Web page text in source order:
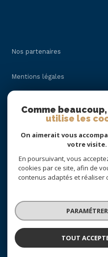
Nos partenaires
Mentions légales
Réalisé par
Comme
utilise les
On aimerait vous
votre visite.
En poursuivant, vous
cookies par ce site, afin de
contenus adaptés et réaliser
PARAMÉTRER
TOUT